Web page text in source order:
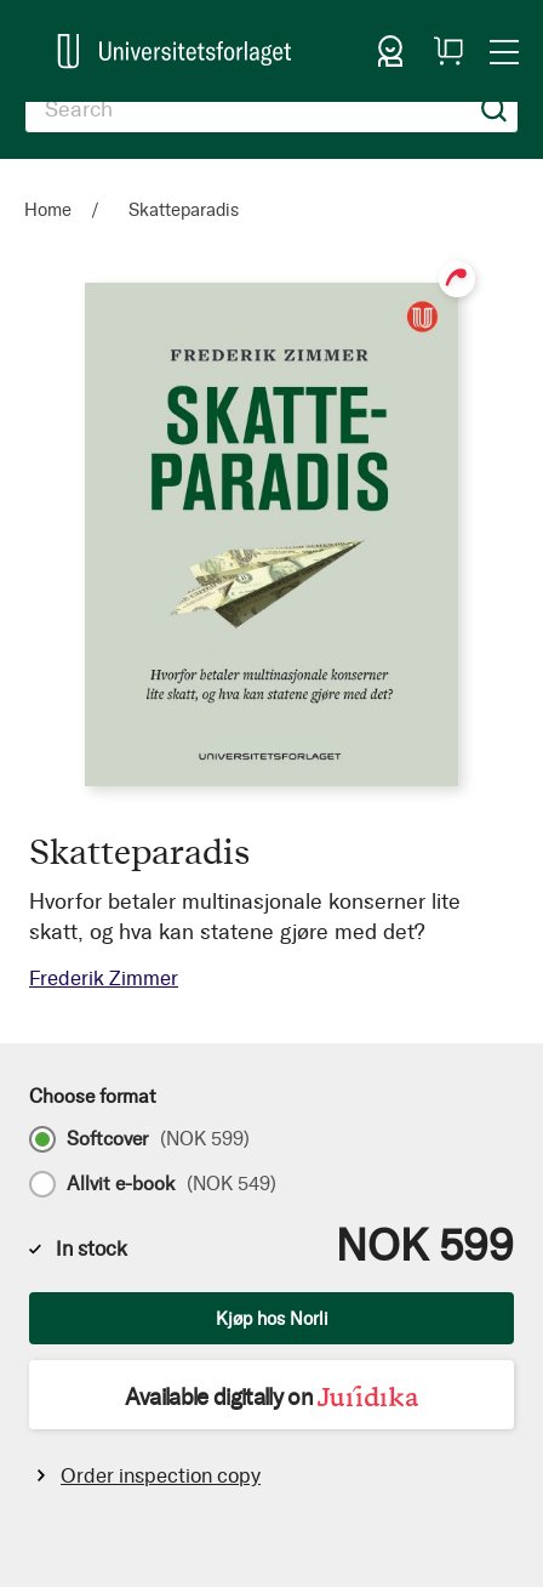
Sign In
My
Cart
Home Skatteparadis
Skatteparadis
Hvorfor betaler multinasjonale konserner lite
skatt, og hva kan statene gjøre med det?
Frederik Zimmer
Choose format
Softcover (NOK 599)
Allvit e-book (NOK 549)
In stock NOK 599
Kjøp hos Norli
Available digitally on
Order inspection copy